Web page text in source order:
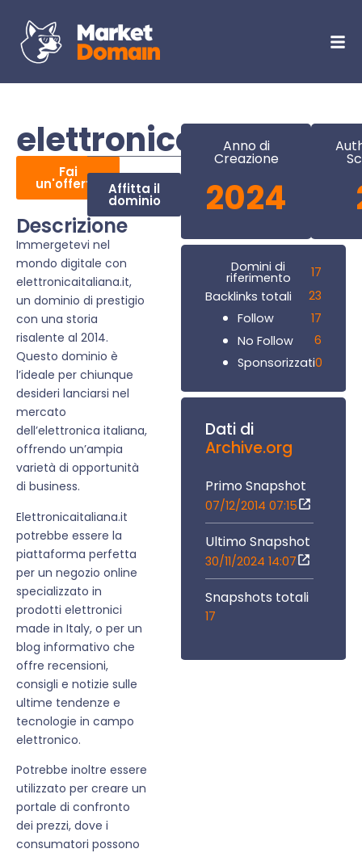
elettronicaitaliana.it
Fai
un'offerta Affitta il
dominio
Descrizione
Immergetevi nel
mondo digitale con
elettronicaitaliana.it,
un dominio di prestigio
con una storia
risalente al 2014.
Questo dominio è
l’ideale per chiunque
desideri lanciarsi nel
mercato
dell’elettronica italiana,
offrendo un’ampia
varietà di opportunità
di business.
Elettronicaitaliana.it
potrebbe essere la
piattaforma perfetta
per un negozio online
specializzato in
prodotti elettronici
made in Italy, o per un
blog informativo che
offre recensioni,
consigli e notizie sulle
ultime tendenze e
tecnologie in campo
elettronico.
Potrebbe inoltre essere
utilizzato per creare un
portale di confronto
dei prezzi, dove i
consumatori possono
Anno di
Creazione
2024
Domini di
riferimento
17
Backlinks totali
23
Follow
17
No Follow
6
Sponsorizzati0
Dati di
Archive.org
Primo Snapshot
07/12/2014 07:15
Ultimo Snapshot
30/11/2024 14:07
Snapshots totali
17